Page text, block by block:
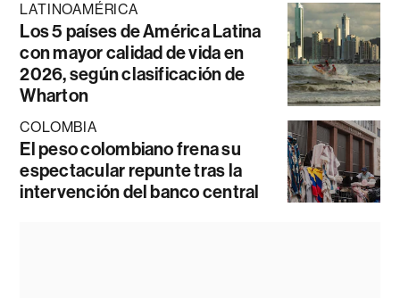
LATINOAMÉRICA
Los 5 países de América Latina
con mayor calidad de vida en
2026, según clasificación de
Wharton
COLOMBIA
El peso colombiano frena su
espectacular repunte tras la
intervención del banco central